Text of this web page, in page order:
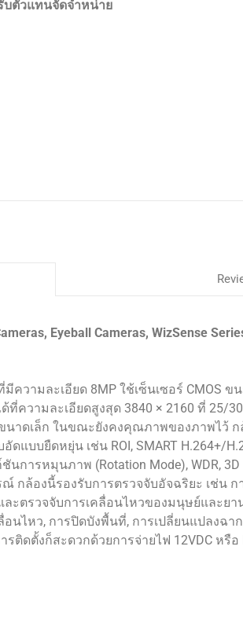
บตัวแทนจัดจำหน่าย
Eyeball Cameras, WizSense
ที่มีความละเอียด 8MP ใช้เซ็นเซอร์ CMOS
วามละเอียดสูงสุด 3840 × 2160 ที่ 25/
าดเล็ก ในขณะยังคงคุณภาพของภาพไว้ ก
แบบยืดหยุ่น เช่น ROI, SMART H.264+/
รหมุนภาพ (Rotation Mode), WDR, 3D
ล้องนี้รองรับการตรวจจับอัจฉริยะ เช่น ก
ละตรวจจับการเคลื่อนไหวของมนุษย์และย
นไหว, การปิดบังพื้นที่, การเปลี่ยนแปลงฉา
ติดตั้งก็สะดวกด้วยการจ่ายไฟ 12VDC หรื